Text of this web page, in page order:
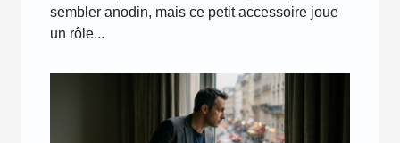
sembler anodin, mais ce petit accessoire joue
un rôle...